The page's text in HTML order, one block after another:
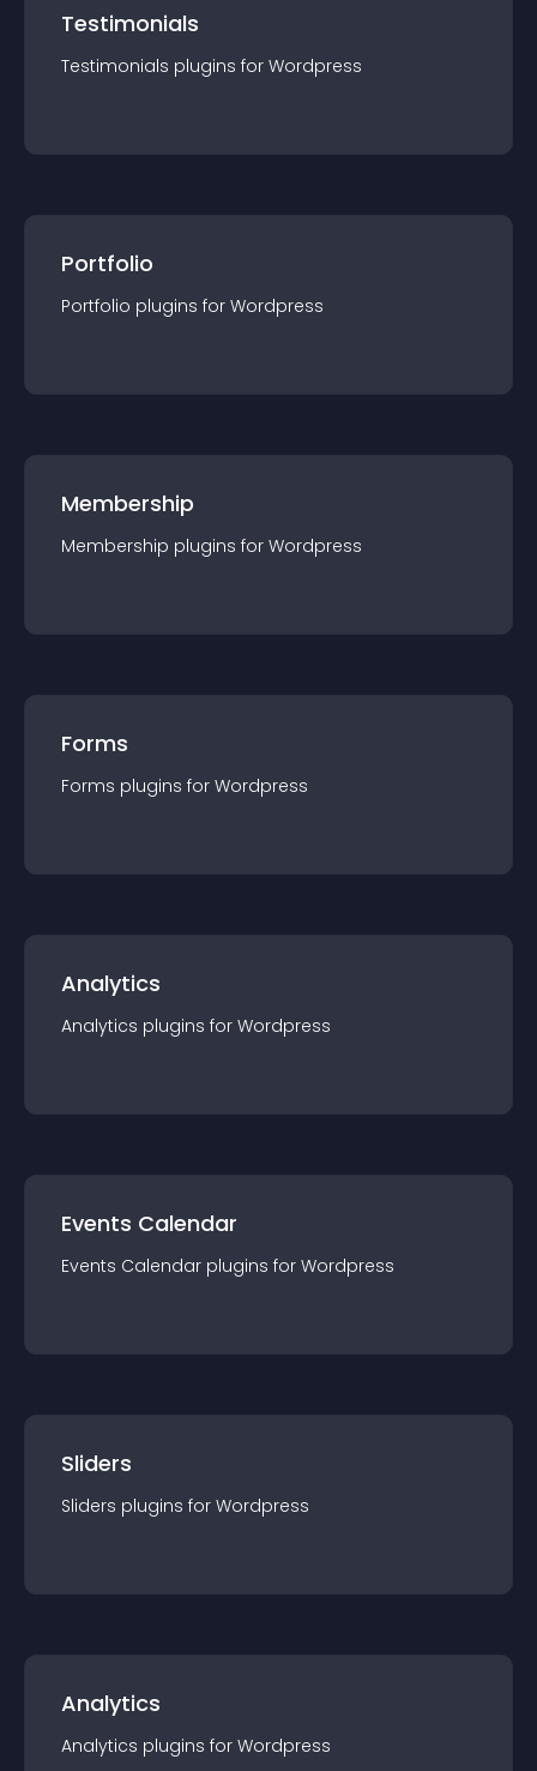
Testimonials
Testimonials plugins for Wordpress
Portfolio
Portfolio plugins for Wordpress
Membership
Membership plugins for Wordpress
Forms
Forms plugins for Wordpress
Analytics
Analytics plugins for Wordpress
Events Calendar
Events Calendar plugins for Wordpress
Sliders
Sliders plugins for Wordpress
Analytics
Analytics plugins for Wordpress